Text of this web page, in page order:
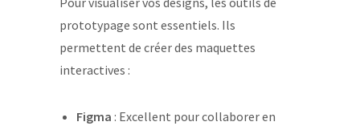
prototypage sont essentiels. Ils
permettent de créer des maquettes
interactives :
Figma : Excellent pour collaborer en